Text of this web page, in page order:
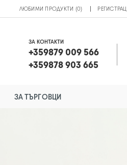
ЛЮБИМИ ПРОДУКТИ (0)
ЗА КОНТАКТИ
+359879 009 566
+359878 903 665
ЗА ТЪРГОВЦИ